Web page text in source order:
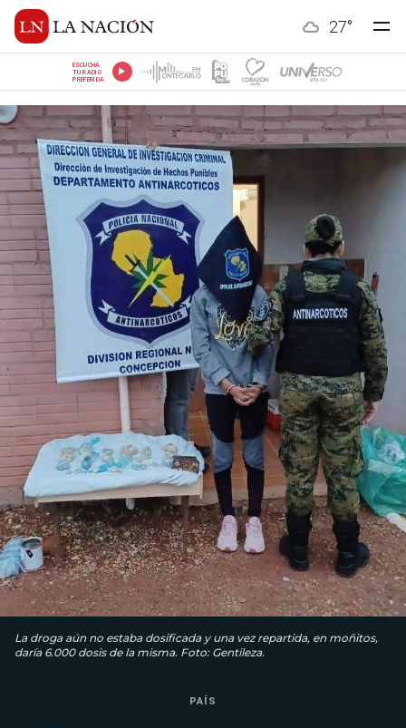
27°
ESCUCHÁ
TU RADIO
PREFERIDA
La droga aún no estaba dosificada y una vez repartida, en moñitos,
daría 6.000 dosis de la misma. Foto: Gentileza.
PAÍS